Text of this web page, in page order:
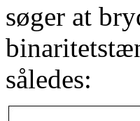
søger at
således: